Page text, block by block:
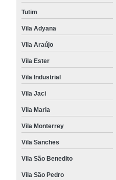
Tutim
Vila Adyana
Vila Araújo
Vila Ester
Vila Industrial
Vila Jaci
Vila Maria
Vila Monterrey
Vila Sanches
Vila São Benedito
Vila São Pedro